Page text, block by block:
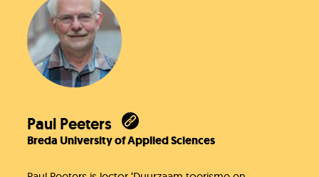
Paul Peeters
Breda University of Applied Sciences